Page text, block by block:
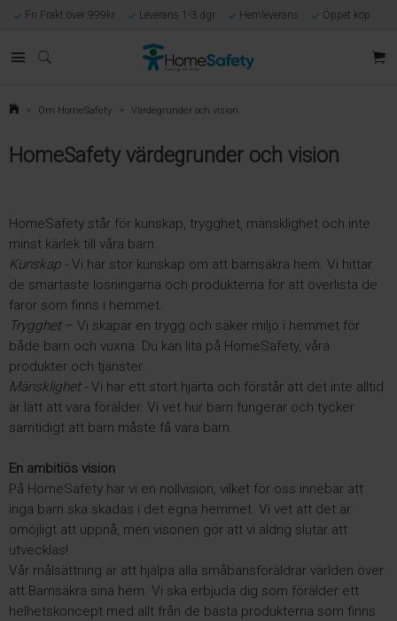
Fri Frakt över 999kr Leverans 1-3 dgr Hemleverans Öppet köp
Egen tillverkning
> Om HomeSafety > Värdegrunder och vision
HomeSafety värdegrunder och vision
HomeSafety står för kunskap, trygghet, mänsklighet och inte
minst kärlek till våra barn.
Kunskap - Vi har stor kunskap om att barnsäkra hem. Vi hittar
de smartaste lösningarna och produkterna för att överlista de
faror som finns i hemmet.
Trygghet – Vi skapar en trygg och säker miljö i hemmet för
både barn och vuxna. Du kan lita på HomeSafety, våra
produkter och tjänster.
Mänsklighet- Vi har ett stort hjärta och förstår att det inte alltid
är lätt att vara förälder. Vi vet hur barn fungerar och tycker
samtidigt att barn måste få vara barn.
En ambitiös vision
På HomeSafety har vi en nollvision, vilket för oss innebär att
inga barn ska skadas i det egna hemmet. Vi vet att det är
omöjligt att uppnå, men visonen gör att vi aldrig slutar att
utvecklas!
Vår målsättning är att hjälpa alla småbansföräldrar världen över
att Barnsäkra sina hem. Vi ska erbjuda dig som förälder ett
helhetskoncept med allt från de bästa produkterna som finns